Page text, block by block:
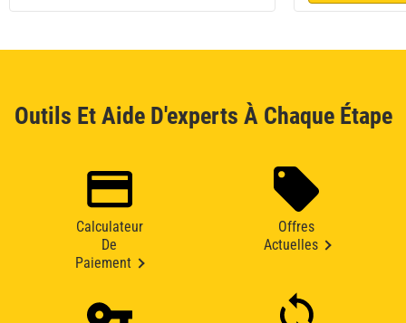
Outils Et Aide D'experts À Chaque Étape
Calculateur
De
Paiement
Offres
Actuelles